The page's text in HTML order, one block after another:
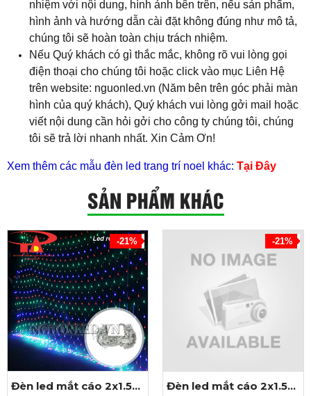
nhiệm với nội dung, hình ảnh bên trên, nếu sản phẩm,
hình ảnh và hướng dẫn cài đặt không đúng như mô tả,
chúng tôi sẽ hoàn toàn chịu trách nhiệm.
Nếu Quý khách có gì thắc mắc, không rõ vui lòng gọi
điện thoại cho chúng tôi hoặc click vào mục Liên Hệ
trên website: nguonled.vn (Năm bên trên góc phải màn
hình của quý khách), Quý khách vui lòng gởi mail hoặc
viết nội dung cần hỏi gởi cho công ty chúng tôi, chúng
tôi sẽ trả lời nhanh nhất. Xin Cảm Ơn!
Xem thêm các mẫu đèn led trang trí noel khác: Tại Đây
SẢN PHẨM KHÁC
-21%
Đèn led mắt cáo 2x1.5m
-21%
Đèn led mắt cáo 2x1.5m